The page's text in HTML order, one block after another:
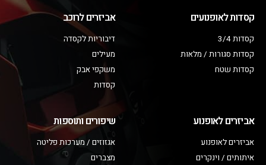
קסדות לאופנועים
קסדות 3/4
קסדות סגורות / מלאות
קסדות שטח
אביזרים לרוכב
דיבוריות לקסדה
מעילים
משקפי אבק
קסדות
אביזרים לאופנוע
אביזרים לאופנוע
איתותים / וינקרים
שיפורים ותוספות
אגזוזים / מערכות פליטה
מצברים